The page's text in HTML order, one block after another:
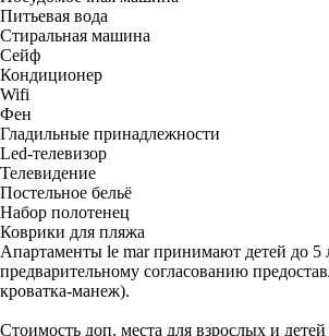
Питьевая вода
Стиральная машина
Сейф
Кондиционер
Wifi
Фен
Гладильные принадлежности
Led-телевизор
Телевидение
Постельное бельё
Набор полотенец
Коврики для пляжа
Апартаменты le mar принимают детей до 5
предварительному согласованию
кроватка-манеж).
Стоимость доп. места для взрослых и